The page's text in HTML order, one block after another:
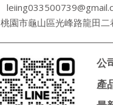
桃園市龜山區光峰路龍田二
公
產